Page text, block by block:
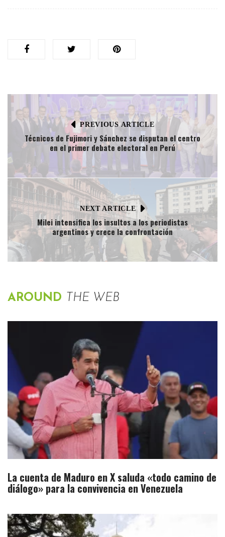
PREVIOUS ARTICLE
Técnicos de Fujimori y Sánchez se disputan el centro
en el primer debate electoral en Perú
NEXT ARTICLE
Milei intensifica los insultos a los periodistas
argentinos y crece la confrontación
AROUND THE WEB
La cuenta de Maduro en X saluda «todo camino de
diálogo» para la convivencia en Venezuela